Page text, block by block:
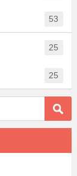
53
25
25